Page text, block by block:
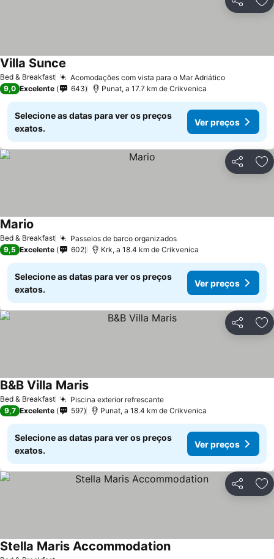
Partilhar
Bed & Breakfast Acomodações com vista para o Mar Adriático
Villa Sunce
9,0 Excelente 643 Punat, a 17.7 km de Crikvenica
Selecione as datas para ver os preços
exatos.
Ver preços
Partilhar
Bed & Breakfast Passeios de barco organizados
Mario
9,5 Excelente 602 Krk, a 18.4 km de Crikvenica
Selecione as datas para ver os preços
exatos.
Ver preços
Partilhar
Bed & Breakfast Piscina exterior refrescante
B&B Villa Maris
9,7 Excelente 597 Punat, a 18.4 km de Crikvenica
Selecione as datas para ver os preços
exatos.
Ver preços
Partilhar
Stella Maris Accommodation